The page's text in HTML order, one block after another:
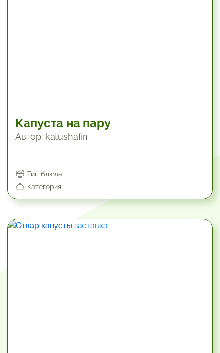
Капуста на пару
Автор: katushafin
Тип блюда:
Категория: